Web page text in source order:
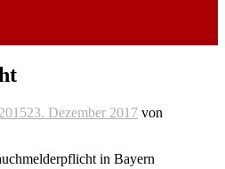
23. Dezember 2017 von
in Bayern